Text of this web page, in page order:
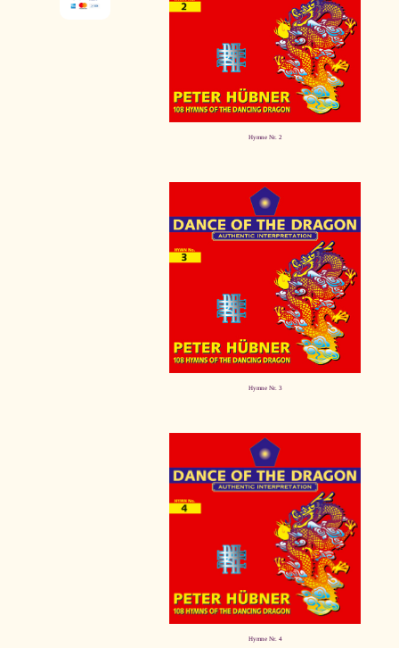
Hymne Nr. 2
Hymne Nr. 3
Hymne Nr. 4